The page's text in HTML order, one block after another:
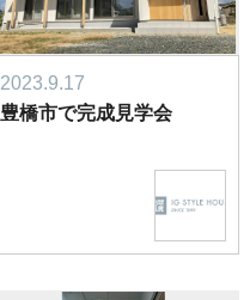
2023.9.17
豊橋市で完成見学会